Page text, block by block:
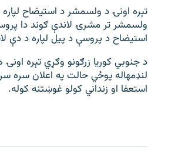
تېره اونۍ د ولسمشر د استیضاح
استیضاح د پروسې د پیل لپاره د دې
د جنوبي کوریا زرګونو وګړي تېره
لنډمهاله پوځي حالت په اعلان سره
استعفا او زنداني کولو غوښتنه کوله.